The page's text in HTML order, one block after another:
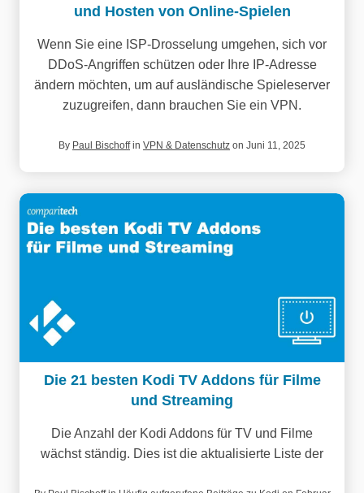
und Hosten von Online-Spielen
Wenn Sie eine ISP-Drosselung umgehen, sich vor
DDoS-Angriffen schützen oder Ihre IP-Adresse
ändern möchten, um auf ausländische Spieleserver
zuzugreifen, dann brauchen Sie ein VPN.
By Paul Bischoffin VPN & Datenschutz on Juni 11, 2025
Die 21 besten Kodi TV Addons für Filme
und Streaming
Die Anzahl der Kodi Addons für TV und Filme
wächst ständig. Dies ist die aktualisierte Liste der